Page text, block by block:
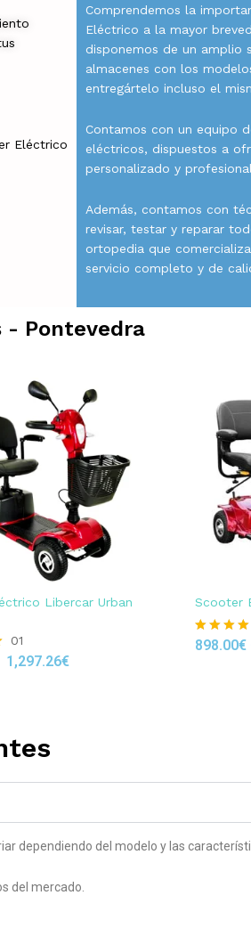
Eléctrico
Comprendemos la
Eléctrico a la mayor
disponemos de un amplio
almacenes con los
entregártelo incluso el
Contamos con un equipo
eléctricos, dispuestos a
personalizado y
Además, contamos con
revisar, testar y reparar
ortopedia que
servicio completo y de
- Pontevedra
Libercar Urban
01
1,297.26€
Scooter
Rated
898.00€
dependiendo del modelo y las
del mercado.